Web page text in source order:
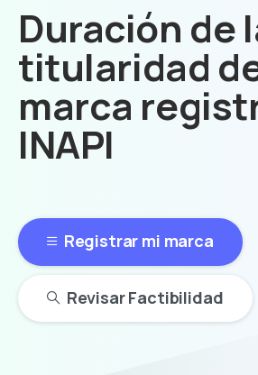
Duración de
titularidad
marca
INAPI
Registrar mi marca
Revisar Factibilidad